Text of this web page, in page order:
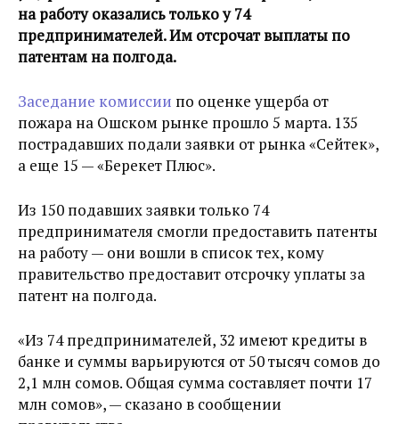
на работу оказались только у 74
предпринимателей. Им отсрочат выплаты по
патентам на полгода.
Заседание комиссии по оценке ущерба от
пожара на Ошском рынке прошло 5 марта. 135
пострадавших подали заявки от рынка «Сейтек»,
а еще 15 — «Берекет Плюс».
Из 150 подавших заявки только 74
предпринимателя смогли предоставить патенты
на работу — они вошли в список тех, кому
правительство предоставит отсрочку уплаты за
патент на полгода.
«Из 74 предпринимателей, 32 имеют кредиты в
банке и суммы варьируются от 50 тысяч сомов до
2,1 млн сомов. Общая сумма составляет почти 17
млн сомов», — сказано в сообщении